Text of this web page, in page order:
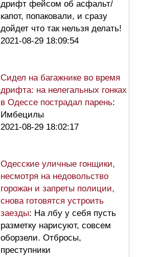
дрифт фейсом об асфальт/
капот, попаковали, и сразу
дойдет что так нельзя делать!
2021-08-29 18:09:54
Сидел на багажнике во время
дрифта: на нелегальных гонках
в Одессе пострадал парень:
Имбецилы
2021-08-29 18:02:17
Одесские уличные гонщики,
несмотря на недовольство
горожан и запреты полиции,
снова готовятся устроить
заезды: На лбу у себя пусть
разметку нарисуют, совсем
оборзели. Отбросы,
преступники